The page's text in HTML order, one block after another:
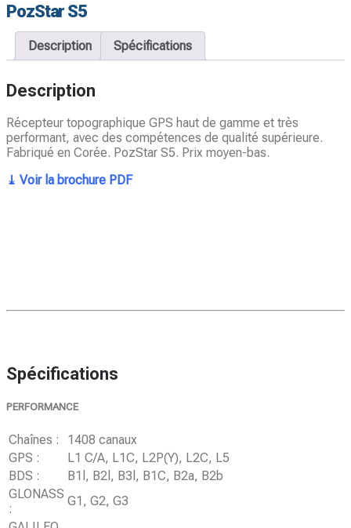
PozStar S5
Description Spécifications
Description
Récepteur topographique GPS haut de gamme et très
performant, avec des compétences de qualité supérieure.
Fabriqué en Corée. PozStar S5. Prix moyen-bas.
⤓ Voir la brochure PDF
Spécifications
PERFORMANCE
Chaînes :
1408 canaux
GPS :
L1 C/A, L1C, L2P(Y), L2C, L5
BDS :
B1l, B2l, B3l, B1C, B2a, B2b
GLONASS
:
G1, G2, G3